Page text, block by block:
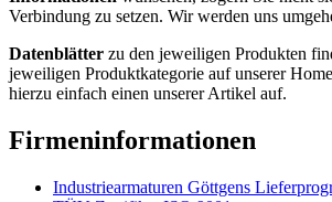
Verbindung zu setzen. Wir werden uns
Datenblätter zu den jeweiligen Produkten
jeweiligen Produktkategorie auf unserer
hierzu einfach einen unserer Artikel auf.
Firmeninformationen
Industriearmaturen Göttgens